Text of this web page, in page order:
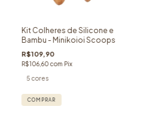
Kit Colheres de Silicone e
Bambu - Minikoioi Scoops
R$109,90
R$106,60com Pix
5 cores
COMPRAR